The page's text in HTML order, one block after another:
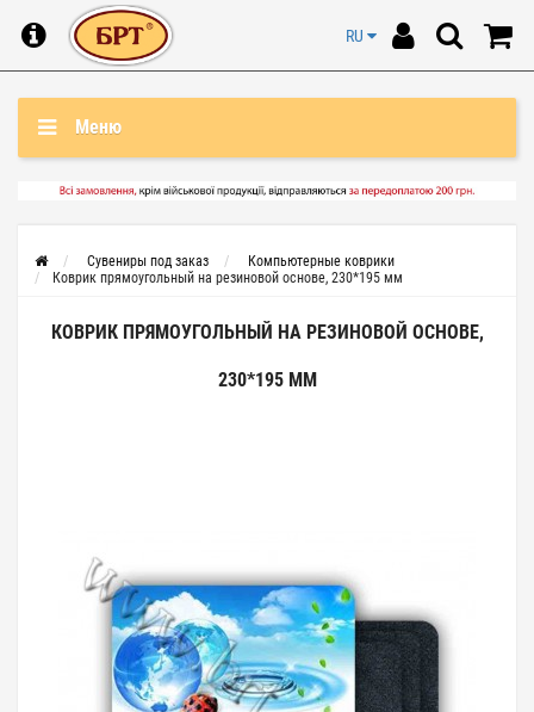
RU
Меню
Сувениры под заказ
Компьютерные коврики
Коврик прямоугольный на резиновой основе, 230*195 мм
КОВРИК ПРЯМОУГОЛЬНЫЙ НА РЕЗИНОВОЙ ОСНОВЕ,
230*195 ММ